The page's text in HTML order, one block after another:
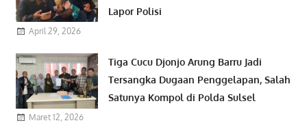
Lapor Polisi
April 29, 2026
Tiga Cucu Djonjo Arung Barru Jadi
Tersangka Dugaan Penggelapan, Salah
Satunya Kompol di Polda Sulsel
Maret 12, 2026